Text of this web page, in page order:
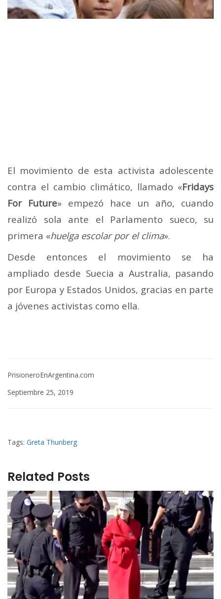
El movimiento de esta activista adolescente
contra el cambio climático, llamado «Fridays
For Future» empezó hace un año, cuando
realizó sola ante el Parlamento sueco, su
primera «huelga escolar por el clima».
Desde entonces el movimiento se ha
ampliado desde Suecia a Australia, pasando
por Europa y Estados Unidos, gracias en parte
a jóvenes activistas como ella.
PrisioneroEnArgentina.com
Septiembre 25, 2019
Tags: Greta Thunberg
Related Posts